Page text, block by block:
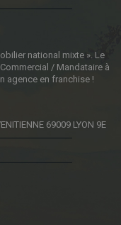
national mixte ». Le
/ Mandataire à
agence en franchise !
69009 LYON 9E